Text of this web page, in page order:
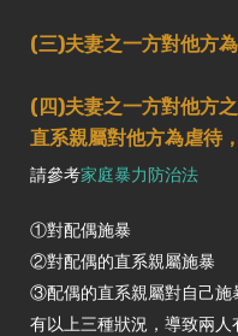
(三)夫妻之一方對他方
(四)夫妻之一方對他方
直系親屬對他方為虐待
請參考家庭暴力防治法
①對配偶施暴
②對配偶的直系親屬施暴
③配偶的直系親屬對自己施
有以上三種狀況，導致兩人